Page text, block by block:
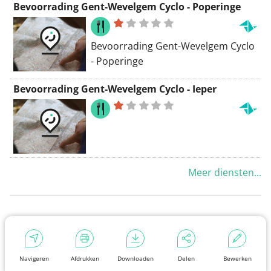
Navigeren Afdrukken Downloaden Delen Bewerken
omgeving. Met de wagen zijn
omliggende steden zoals Lille, Gent
en Antwerpen goed bereikbaar.
Bevoorrading Gent-Wevelgem Cyclo - Poperinge
Bevoorrading Gent-Wevelgem Cyclo
- Poperinge
Bevoorrading Gent-Wevelgem Cyclo - Ieper
Meer diensten...